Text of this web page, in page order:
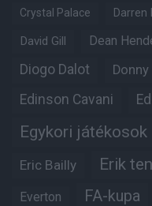
Crystal Palace Darren
David Gill Dean
Diogo Dalot
Edinson Cavani
Egykori játékosok
Eric Bailly Erik
Everton FA-kupa